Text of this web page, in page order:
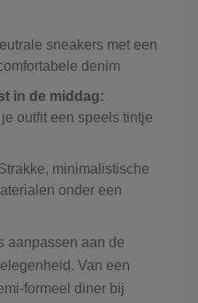
sneakers met een
denim
in de middag:
outfit een speels tintje
minimalistische
onder een
aanpassen aan de
Van een
formeel diner bij